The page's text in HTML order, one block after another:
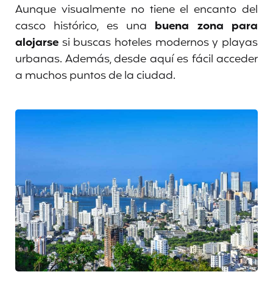
Aunque visualmente no tiene el encanto del
casco histórico, es una buena zona para
alojarse si buscas hoteles modernos y playas
urbanas. Además, desde aquí es fácil acceder
a muchos puntos de la ciudad.